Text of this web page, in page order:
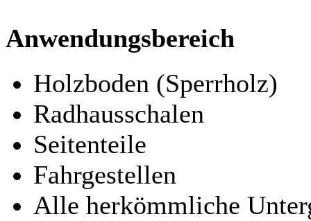
Anwendungsbereich
Holzboden (Sperrholz)
Radhausschalen
Seitenteile
Fahrgestellen
Alle herkömmliche